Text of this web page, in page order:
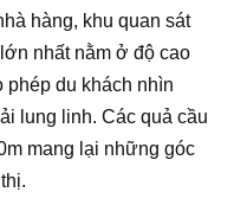
hàng, khu quan sát
nhất nằm ở độ cao
phép du khách nhìn
lung linh. Các quả cầu
mang lại những góc